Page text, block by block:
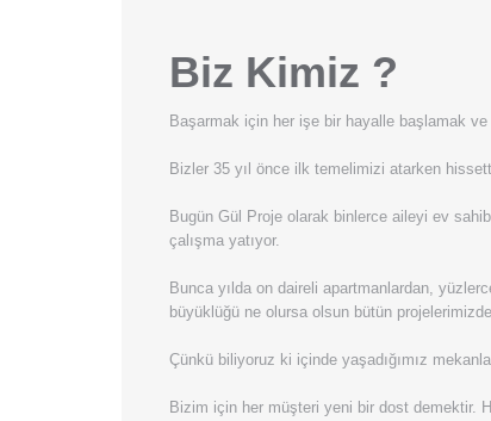
Biz Kimiz ?
Başarmak için her işe bir hayalle başlamak
Bizler 35 yıl önce ilk temelimizi atarken
Bugün Gül Proje olarak binlerce aileyi ev
çalışma yatıyor.
Bunca yılda on daireli apartmanlardan,
büyüklüğü ne olursa olsun bütün
Çünkü biliyoruz ki içinde yaşadığımız
Bizim için her müşteri yeni bir dost demektir.